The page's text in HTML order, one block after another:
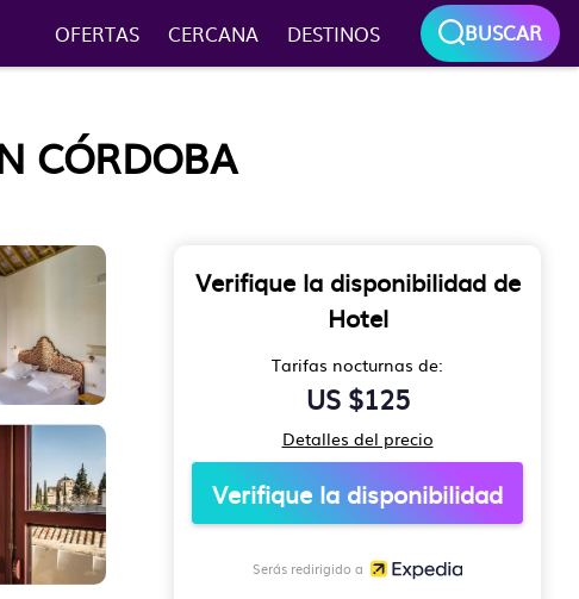
OFERTAS CERCANA DESTINOS BUSCAR
CÓRDOBA
Verifique la disponibilidad de
Hotel
Tarifas nocturnas de:
US $125
Detalles del precio
Verifique la disponibilidad
Serás redirigido a